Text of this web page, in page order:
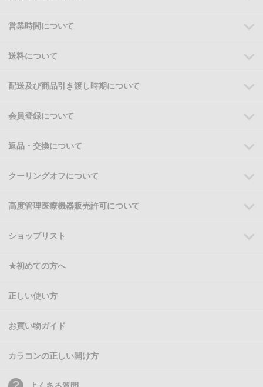
営業時間について
送料について
配送及び商品引き渡し時期について
会員登録について
返品・交換について
クーリングオフについて
高度管理医療機器販売許可について
ショップリスト
★初めての方へ
正しい使い方
お買い物ガイド
カラコンの正しい開け方